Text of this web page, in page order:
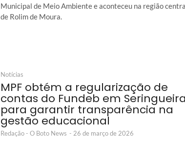
Municipal de Meio Ambiente e aconteceu na região
de Rolim de Moura.
Notícias
MPF obtém a regularização de
contas do Fundeb em
para garantir transparência na
gestão educacional
Redação - O Boto News - 26 de março de 2026